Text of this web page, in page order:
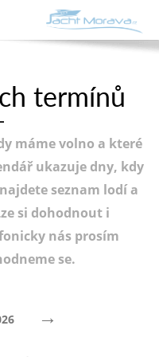
termínů
máme volno a které
ukazuje dny, kdy
seznam lodí a
si dohodnout i
nás prosím
se.
→